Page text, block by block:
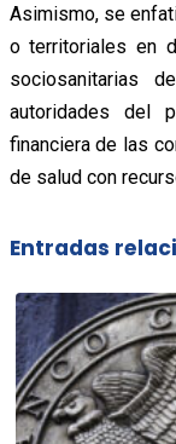
Asimismo, se
o territoriales en
sociosanitarias
autoridades del
financiera de las
de salud con
Entradas